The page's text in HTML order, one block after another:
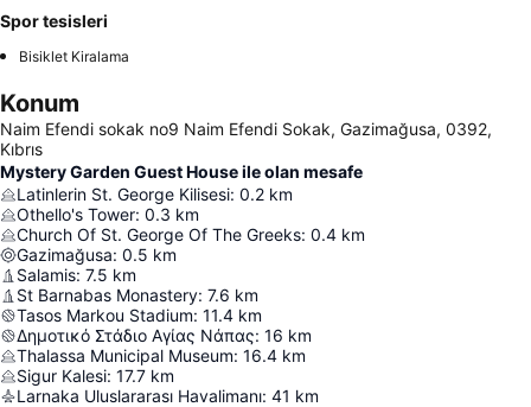
Spor tesisleri
Bisiklet Kiralama
Konum
Naim Efendi sokak no9 Naim Efendi Sokak, Gazimağusa, 0392,
Kıbrıs
Mystery Garden Guest House ile olan mesafe
Latinlerin St. George Kilisesi: 0.2 km
Othello's Tower: 0.3 km
Church Of St. George Of The Greeks: 0.4 km
Gazimağusa: 0.5 km
Salamis: 7.5 km
St Barnabas Monastery: 7.6 km
Tasos Markou Stadium: 11.4 km
Δημοτικό Στάδιο Αγίας Νάπας: 16 km
Thalassa Municipal Museum: 16.4 km
Sigur Kalesi: 17.7 km
Larnaka Uluslararası Havalimanı: 41 km